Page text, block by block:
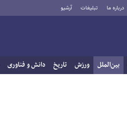
درباره ما تبلیغات آرشیو
بین‌الملل ورزش تاریخ دانش و فناوری